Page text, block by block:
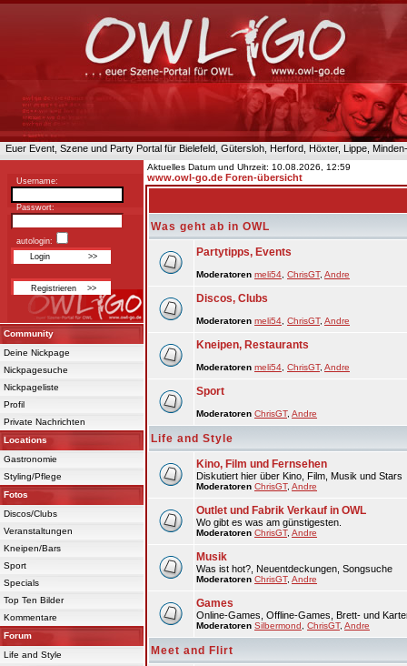
Euer Event, Szene und Party Portal für Bielefeld, Gütersloh, Herford, Höxter, Lippe,
Username:
Passwort:
autologin:
Community
Deine Nickpage
Nickpagesuche
Nickpageliste
Profil
Private Nachrichten
Locations
Gastronomie
Styling/Pflege
Fotos
Discos/Clubs
Veranstaltungen
Kneipen/Bars
Sport
Specials
Top Ten Bilder
Kommentare
Forum
Life and Style
Aktuelles Datum und Uhrzeit: 10.08.2026, 12:59
www.owl-go.de Foren-übersicht
Was geht ab in OWL
Partytipps, Events
Moderatoren meli54 ChrisGT, Andre
Discos, Clubs
Moderatoren meli54 ChrisGT, Andre
Kneipen, Restaurants
Moderatoren meli54 ChrisGT, Andre
Sport
Moderatoren ChrisGT, Andre
Life and Style
Kino, Film und Fernsehen
Diskutiert hier über Kino, Film, Musik und Stars
Moderatoren ChrisGT, Andre
Outlet und Fabrik Verkauf in OWL
Wo gibt es was am günstigesten.
Moderatoren ChrisGT, Andre
Musik
Was ist hot?, Neuentdeckungen, Songsuche
Moderatoren ChrisGT, Andre
Games
Online-Games, Offline-Games, Brett- und
Moderatoren Silbermond ChrisGT, Andre
Meet and Flirt